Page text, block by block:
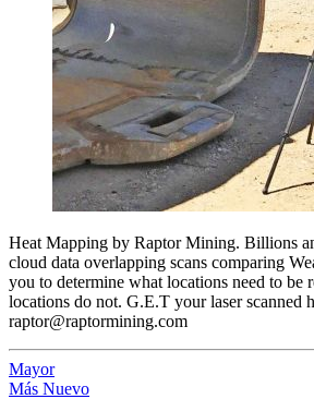
Heat Mapping by Raptor Mining. Billions
cloud data overlapping scans comparing
you to determine what locations need to be
locations do not. G.E.T your laser scanned
raptor@raptormining.com
Mayor
Más Nuevo